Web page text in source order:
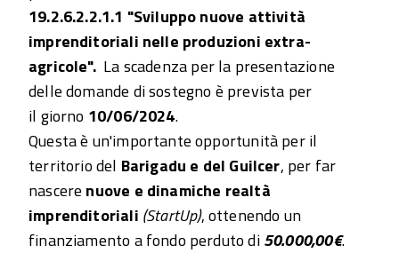
19.2.6.2.2.1.1 "Sviluppo nuove attività
imprenditoriali nelle produzioni extra-
agricole". La scadenza per la presentazione
delle domande di sostegno è prevista per
il giorno 10/06/2024.
Questa è un'importante opportunità per il
territorio del Barigadu e del Guilcer, per far
nascere nuove e dinamiche realtà
imprenditoriali (StartUp), ottenendo un
finanziamento a fondo perduto di50.000,00€.